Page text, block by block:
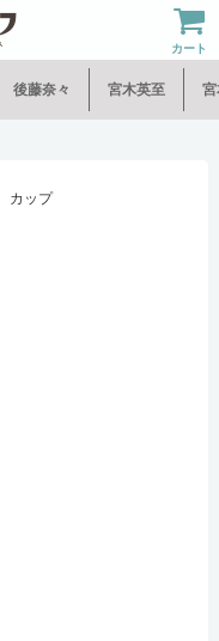
カート
後藤奈々 宮木英至 宮
カップ